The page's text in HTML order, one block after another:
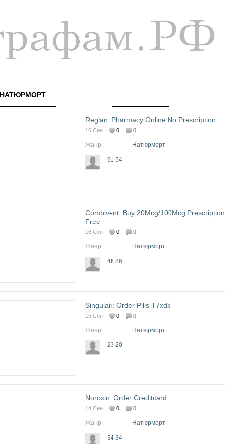
НАТЮРМОРТ
Reglan: Pharmacy Online No Prescription
16 Сен 0 0
Жанр: Натюрморт
91 54
Combivent: Buy 20Mcg/100Mcg Prescription
Free
16 Сен 0 0
Жанр: Натюрморт
48 86
Singulair: Order Pills T7xdb
15 Сен 0 0
Жанр: Натюрморт
23 20
Noroxin: Order Creditcard
14 Сен 0 0
Жанр: Натюрморт
34 34